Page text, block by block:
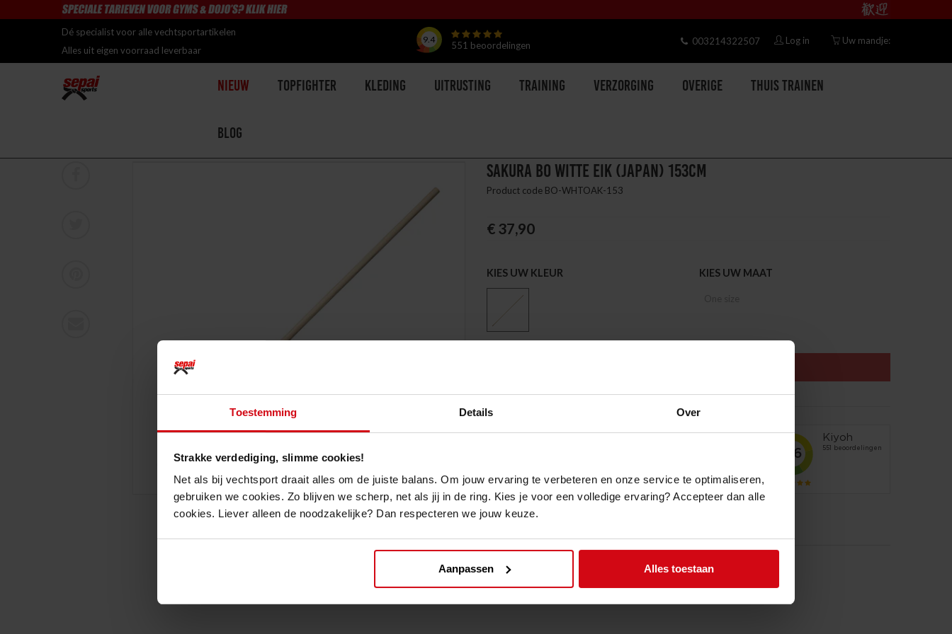
Toestemming Details Over
Strakke verdediging, slimme cookies!
Net als bij vechtsport draait alles om de juiste balans. Om jouw ervaring te verbeteren en onze service te optimaliseren,
gebruiken we cookies. Zo blijven we scherp, net als jij in de ring. Kies je voor een volledige ervaring? Accepteer dan alle
cookies. Liever alleen de noodzakelijke? Dan respecteren we jouw keuze.
Aanpassen Alles toestaan
Dé specialist voor alle vechtsportartikelen
Alles uit eigen voorraad leverbaar
9.4
551 beoordelingen Uw mandje:
Log in
003214322507
Nieuw Topfighter Kleding Uitrusting Training Verzorging Overige Thuis trainen
Blog
Sakura Bo Witte Eik (Japan) 153cm
SAKURA BO WITTE EIK (JAPAN) 153CM
Product code BO-WHTOAK-153
€ 37,90
KIES UW KLEUR KIES UW MAAT
Messenger
Gratis bezorgdvanaf € 50 *
Sakura Bo Witte Eik (Japan) 153cm